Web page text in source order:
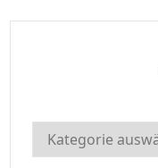
Kategorien